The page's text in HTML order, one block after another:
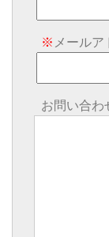
※ メールア
お問い合わ